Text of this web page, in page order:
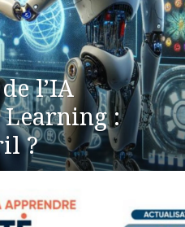
l’IA
:
?